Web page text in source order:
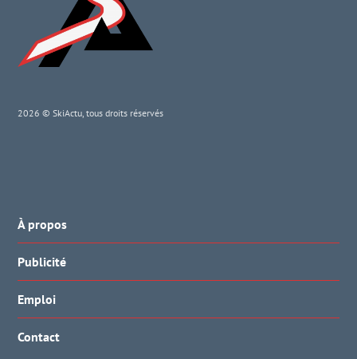
2026 © SkiActu, tous droits réservés
À propos
Publicité
Emploi
Contact